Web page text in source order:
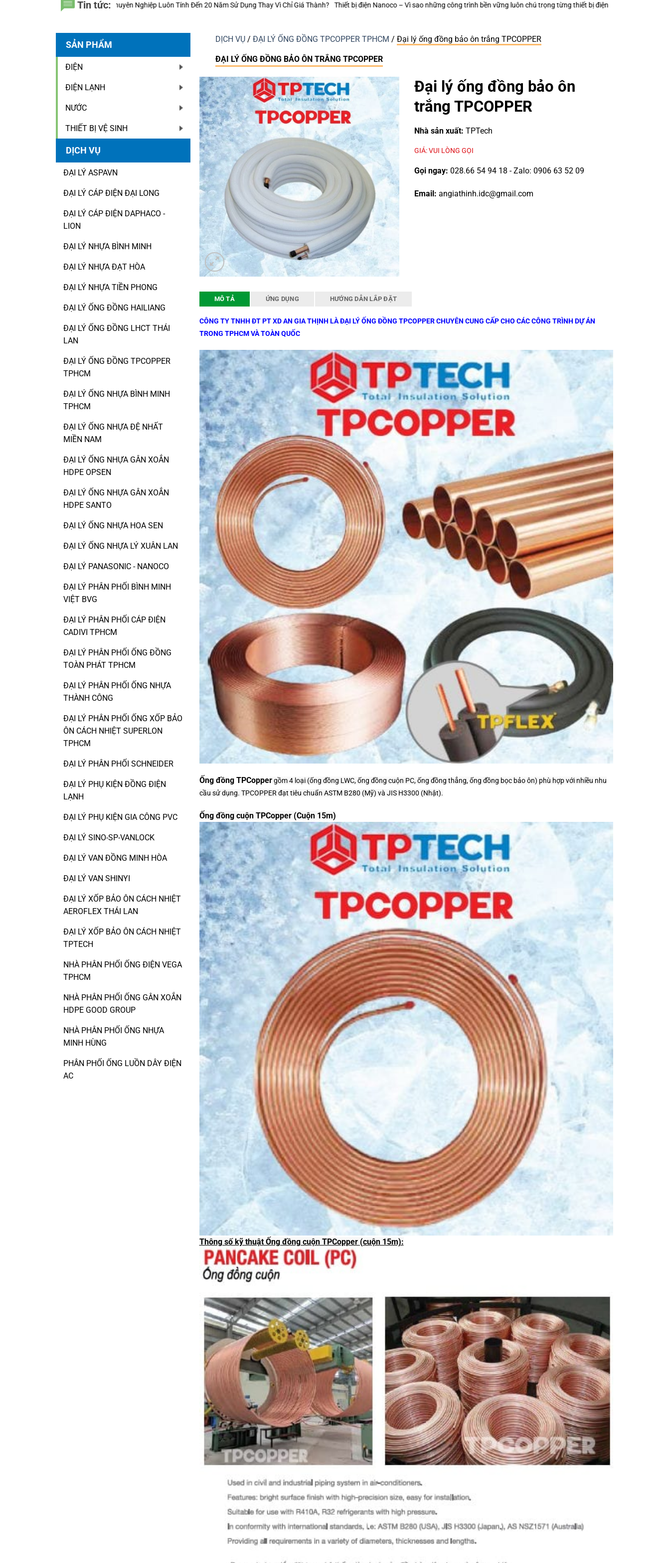
Tin tức:
Tính Đến 20 Năm Sử Dụng Thay Vì Chỉ Giá Thành? Thiết bị điện Nanoco – Vì sao những công trình bền vững luôn chú trọng từng thiết bị điện nhỏ? Keo Dán Bảo Ôn Superlon – Vì Sao Một Đường Keo Đúng Kỹ
SẢN PHẨM
ĐIỆN
ĐIỆN LẠNH
NƯỚC
THIẾT BỊ VỆ SINH
DỊCH VỤ
ĐẠI LÝ ASPAVN
ĐẠI LÝ CÁP ĐIỆN ĐẠI LONG
ĐẠI LÝ CÁP ĐIỆN DAPHACO -
LION
ĐẠI LÝ NHỰA BÌNH MINH
ĐẠI LÝ NHỰA ĐẠT HÒA
ĐẠI LÝ NHỰA TIỀN PHONG
ĐẠI LÝ ỐNG ĐỒNG HAILIANG
ĐẠI LÝ ỐNG ĐỒNG LHCT THÁI
LAN
ĐẠI LÝ ỐNG ĐỒNG TPCOPPER
TPHCM
ĐẠI LÝ ỐNG NHỰA BÌNH MINH
TPHCM
ĐẠI LÝ ỐNG NHỰA ĐỆ NHẤT
MIỀN NAM
ĐẠI LÝ ỐNG NHỰA GÂN XOẮN
HDPE OPSEN
ĐẠI LÝ ỐNG NHỰA GÂN XOẮN
HDPE SANTO
ĐẠI LÝ ỐNG NHỰA HOA SEN
ĐẠI LÝ ỐNG NHỰA LÝ XUÂN LAN
ĐẠI LÝ PANASONIC - NANOCO
ĐẠI LÝ PHÂN PHỐI BÌNH MINH
VIỆT BVG
ĐẠI LÝ PHÂN PHỐI CÁP ĐIỆN
CADIVI TPHCM
ĐẠI LÝ PHÂN PHỐI ỐNG ĐỒNG
TOÀN PHÁT TPHCM
ĐẠI LÝ PHÂN PHỐI ỐNG NHỰA
THÀNH CÔNG
ĐẠI LÝ PHÂN PHỐI ỐNG XỐP BẢO
ÔN CÁCH NHIỆT SUPERLON
TPHCM
ĐẠI LÝ PHÂN PHỐI SCHNEIDER
ĐẠI LÝ PHỤ KIỆN ĐỒNG ĐIỆN
LẠNH
ĐẠI LÝ PHỤ KIỆN GIA CÔNG PVC
ĐẠI LÝ SINO-SP-VANLOCK
ĐẠI LÝ VAN ĐỒNG MINH HÒA
ĐẠI LÝ VAN SHINYI
ĐẠI LÝ XỐP BẢO ÔN CÁCH NHIỆT
AEROFLEX THÁI LAN
ĐẠI LÝ XỐP BẢO ÔN CÁCH NHIỆT
TPTECH
NHÀ PHÂN PHỐI ỐNG ĐIỆN VEGA
TPHCM
NHÀ PHÂN PHỐI ỐNG GÂN XOẮN
HDPE GOOD GROUP
NHÀ PHÂN PHỐI ỐNG NHỰA
MINH HÙNG
PHÂN PHỐI ỐNG LUỒN DÂY ĐIỆN
AC
DỊCH VỤ / ĐẠI LÝ ỐNG ĐỒNG TPCOPPER TPHCM / Đại lý ống đồng bảo ôn trắng TPCOPPER
ĐẠI LÝ ỐNG ĐỒNG BẢO ÔN TRẮNG TPCOPPER
Đại lý ống đồng bảo ôn
trắng TPCOPPER
Nhà sản xuất: TPTech
GIÁ: VUI LÒNG GỌI
Gọi ngay: 028.66 54 94 18 - Zalo: 0906 63 52 09
Email: angiathinh.idc@gmail.com
MÔ TẢ ỨNG DỤNG HƯỚNG DẪN LẮP ĐẶT
CÔNG TY TNHH ĐT PT XD AN GIA THỊNH LÀ ĐẠI LÝ ỐNG ĐỒNG TPCOPPER CHUYÊN CUNG CẤP CHO CÁC CÔNG TRÌNH DỰ ÁN
TRONG TPHCM VÀ TOÀN QUỐC
Ống đồng TPCoppergồm 4 loại (ống đồng LWC, ống đồng cuộn PC, ống đồng thẳng, ống đồng bọc bảo ôn) phù hợp với nhiều nhu
cầu sử dụng. TPCOPPER đạt tiêu chuẩn ASTM B280 (Mỹ) và JIS H3300 (Nhật).
Ống đồng cuộn TPCopper (Cuộn 15m)
Thông số kỹ thuật Ống đồng cuộn TPCopper (cuộn 15m):